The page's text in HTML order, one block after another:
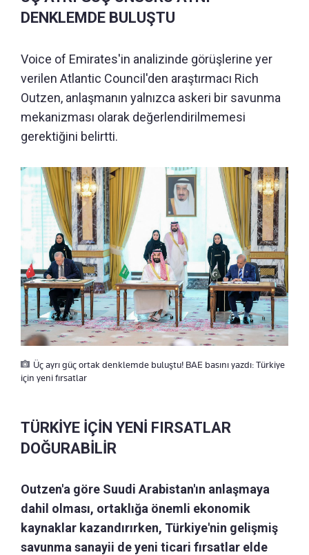
DENKLEMDE BULUŞTU
Voice of Emirates'in analizinde görüşlerine yer
verilen Atlantic Council'den araştırmacı Rich
Outzen, anlaşmanın yalnızca askeri bir savunma
mekanizması olarak değerlendirilmemesi
gerektiğini belirtti.
Üç ayrı güç ortak denklemde buluştu! BAE basını yazdı: Türkiye
için yeni fırsatlar
TÜRKİYE İÇİN YENİ FIRSATLAR
DOĞURABİLİR
Outzen'a göre Suudi Arabistan'ın anlaşmaya
dahil olması, ortaklığa önemli ekonomik
kaynaklar kazandırırken, Türkiye'nin gelişmiş
savunma sanayii de yeni ticari fırsatlar elde